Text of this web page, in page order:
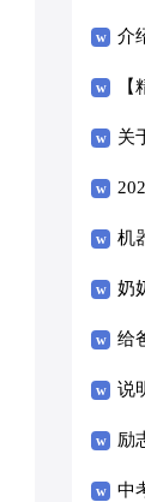
介
关
8
机
奶
给
说
励
中